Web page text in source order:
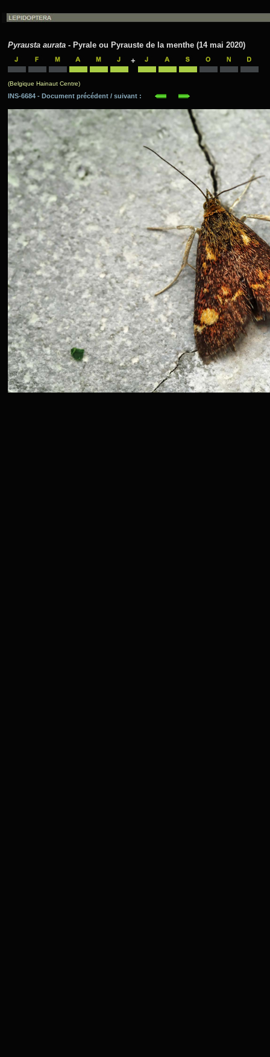
Pyrausta aurata - Pyrale ou Pyrauste de la menthe (14 mai 2020)
+
(Belgique Hainaut Centre)
INS-6684 - Document précédent / suivant :